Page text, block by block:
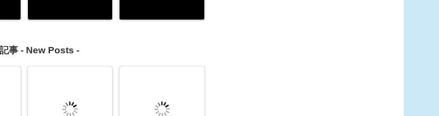
事 - New Posts -